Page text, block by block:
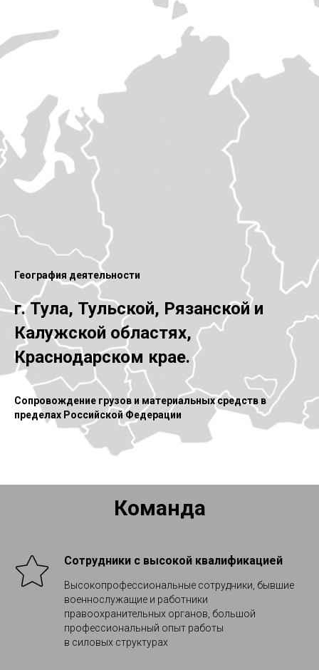
География деятельности
г. Тула, Тульской, Рязанской и
Калужской областях,
Краснодарском крае.
Сопровождение грузов и материальных средств в
пределах Российской Федерации
Команда
Сотрудники с высокой квалификацией
Высокопрофессиональные сотрудники, бывшие
военнослужащие и работники
правоохранительных органов, большой
профессиональный опыт работы
в силовых структурах